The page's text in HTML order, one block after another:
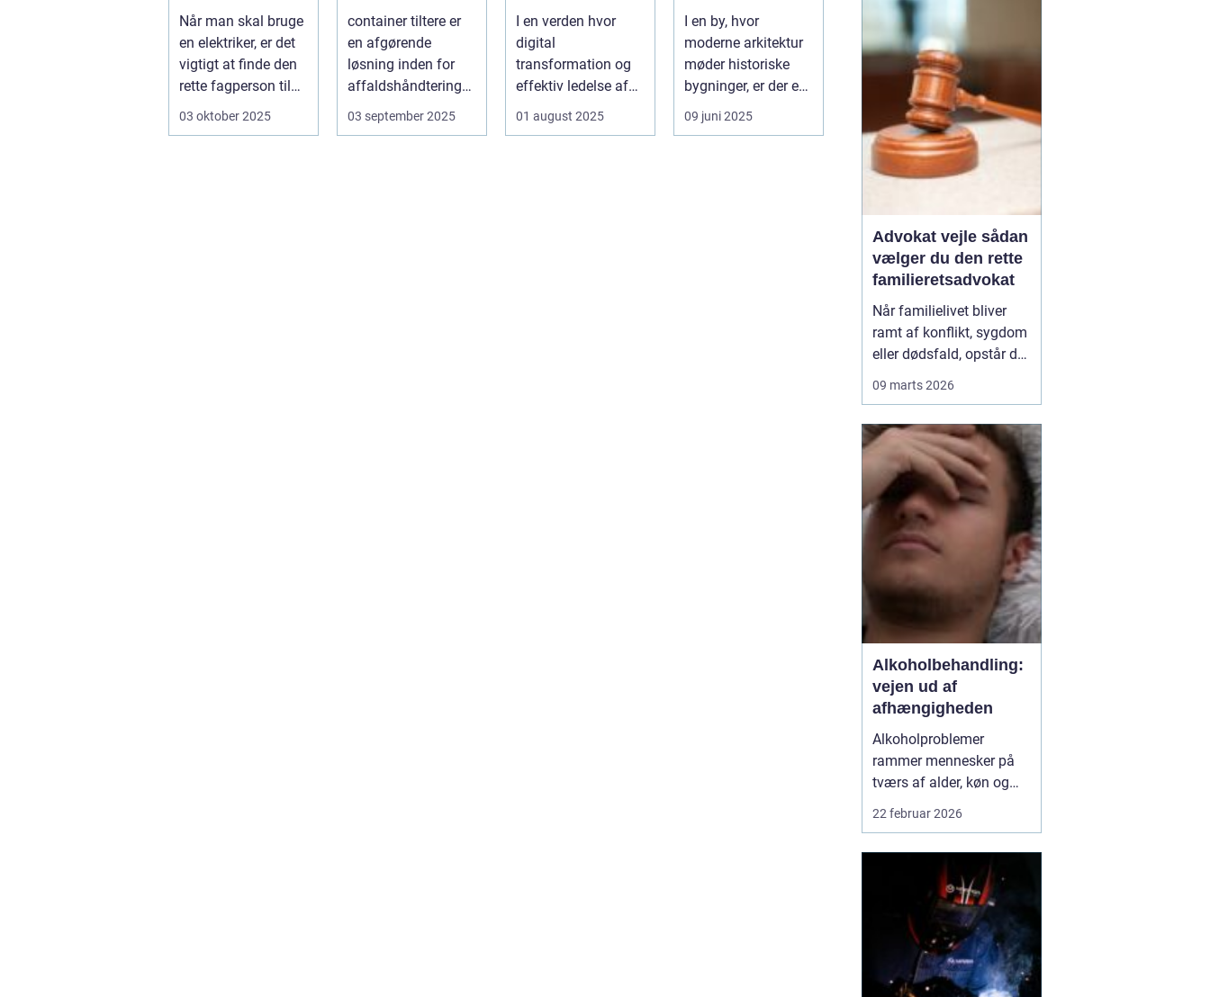
Når man skal bruge
en elektriker, er det
vigtigt at finde den
rette fagperson til
opgaven. Is&...
03 oktober 2025
container tiltere er
en afgørende
løsning inden for
affaldshåndtering
og genanve...
03 september 2025
certificering
I en verden hvor
digital
transformation og
effektiv ledelse af
afgørende, st&...
01 august 2025
glasbehov
I en by, hvor
moderne arkitektur
møder historiske
bygninger, er der en
særlig ekspertis...
09 juni 2025
som hjælper med alt fra
små reparationer til store
renoveringsprojekter, og
valget af den rette
samarbejdspart...
Advokat vejle sådan
vælger du den rette
familieretsadvokat
Når familielivet bliver
ramt af konflikt, sygdom
eller dødsfald, opstår der
kan en advokat med
speciale i familieret være
forskellen på et
langvarigt opgør og en
løsning, som giver ro til
bå...
09 marts 2026
Alkoholbehandling:
vejen ud af
afhængigheden
Alkoholproblemer
rammer mennesker på
tværs af alder, køn og
baggrund. For mange
langsomt får alkoholen
mere magt over
hverdagen. Når drikkeriet
begynder at styre
beslut...
22 februar 2026